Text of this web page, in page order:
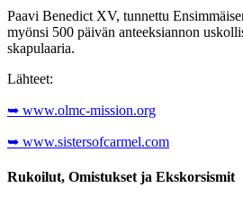
Paavi Benedict XV, tunnettu
myönsi 500 päivän anteeksiannon
skapulaaria.
Lähteet:
➥ www.olmc-mission.org
➥ www.sistersofcarmel.com
Rukoilut, Omistukset ja Ekskorsismit